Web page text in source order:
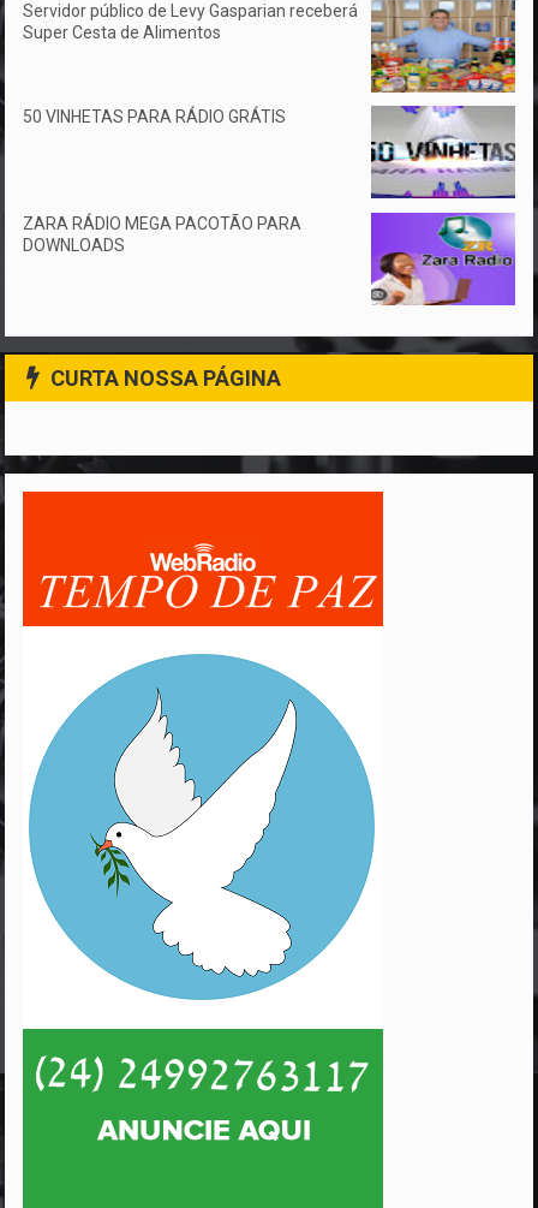
Servidor público de Levy Gasparian receberá
Super Cesta de Alimentos
50 VINHETAS PARA RÁDIO GRÁTIS
ZARA RÁDIO MEGA PACOTÃO PARA
DOWNLOADS
CURTA NOSSA PÁGINA